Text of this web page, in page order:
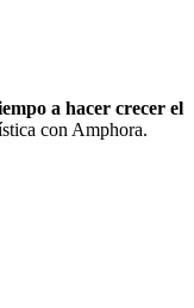
a hacer crecer el
con Amphora.